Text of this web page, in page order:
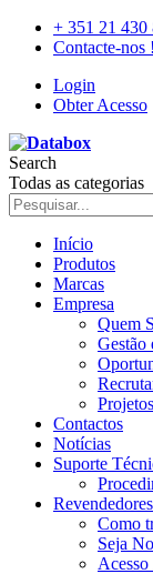
+ 351 21 430
Contacte-nos !
Login
Obter Acesso
Search
Todas as categorias
Início
Produtos
Marcas
Empresa
Quem
Gestão
Projetos
Contactos
Notícias
Suporte
Revendedores
Como
Seja
Acesso